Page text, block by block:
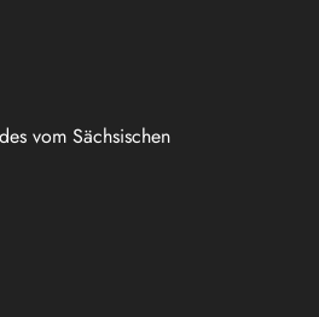
vom Sächsischen